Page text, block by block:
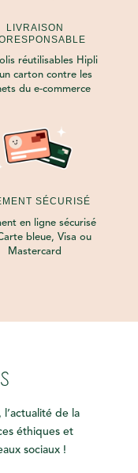
LIVRAISON
réutilisables Hipli
carton contre les
du e-commerce
SÉCURISÉ
en ligne sécurisé
bleue, Visa ou
Mastercard
l’actualité de la
éthiques et
sociaux !